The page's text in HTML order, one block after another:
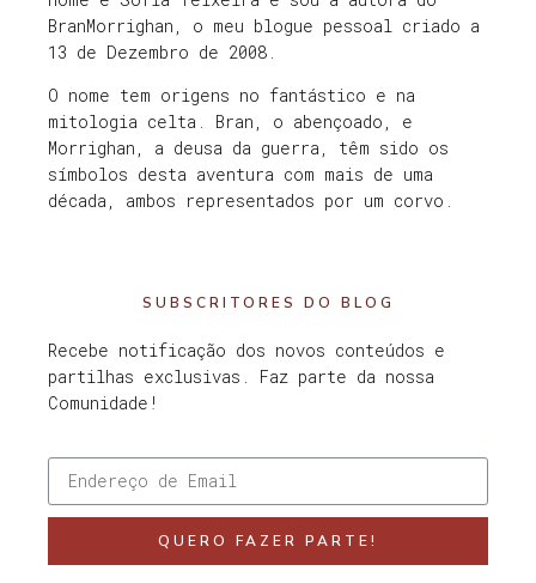
BranMorrighan, o meu blogue pessoal criado a
13 de Dezembro de 2008.
O nome tem origens no fantástico e na
mitologia celta. Bran, o abençoado, e
Morrighan, a deusa da guerra, têm sido os
símbolos desta aventura com mais de uma
década, ambos representados por um corvo.
SUBSCRITORES DO BLOG
Recebe notificação dos novos conteúdos e
partilhas exclusivas. Faz parte da nossa
Comunidade!
QUERO FAZER PARTE!